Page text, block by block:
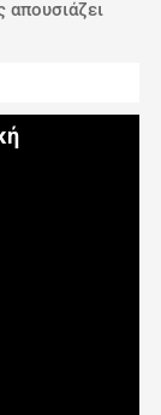
απουσιάζει